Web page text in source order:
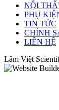
NỘI
PHỤ
TIN TỨC
CHÍNH
LIÊN HỆ
Lâm Việt